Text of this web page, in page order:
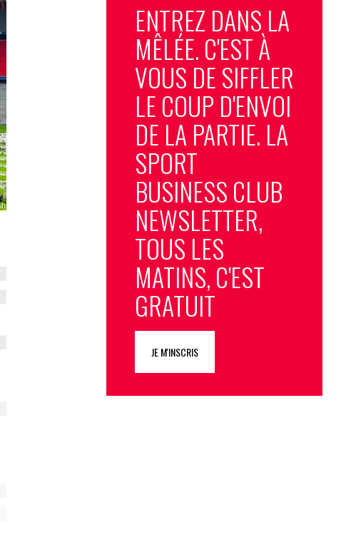
ENTREZ DANS LA
MÊLÉE. C'EST À
VOUS DE SIFFLER
LE COUP D'ENVOI
DE LA PARTIE. LA
SPORT
BUSINESS CLUB
NEWSLETTER,
TOUS LES
MATINS, C'EST
GRATUIT
JE M'INSCRIS